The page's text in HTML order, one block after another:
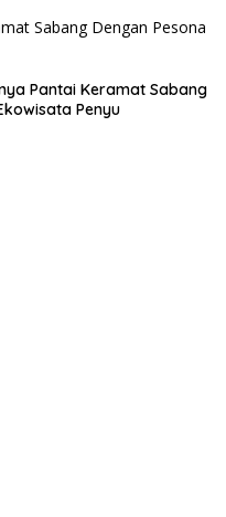
Negeri dari
Desa
Pantai Keramat Sabang
Penyu